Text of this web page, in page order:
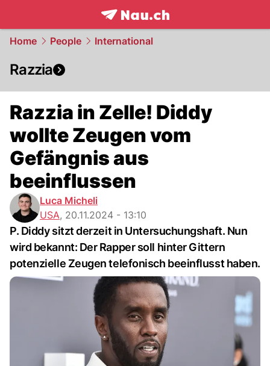
frontpage.NAU.ch
Home People International
Razzia
Razzia in Zelle! Diddy
wollte Zeugen vom
Gefängnis aus
beeinflussen
Luca Micheli
USA, 20.11.2024 - 13:10
P. Diddy sitzt derzeit in Untersuchungshaft. Nun
wird bekannt: Der Rapper soll hinter Gittern
potenzielle Zeugen telefonisch beeinflusst haben.